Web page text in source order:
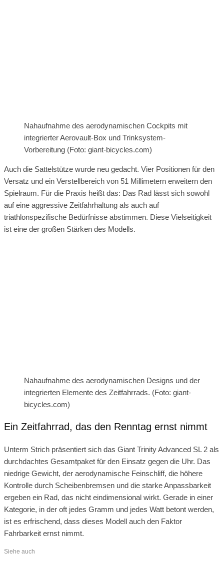
Nahaufnahme des aerodynamischen Cockpits mit
integrierter Aerovault-Box und Trinksystem-
Vorbereitung (Foto: giant-bicycles.com)
Auch die Sattelstütze wurde neu gedacht. Vier Positionen für den
Versatz und ein Verstellbereich von 51 Millimetern erweitern den
Spielraum. Für die Praxis heißt das: Das Rad lässt sich sowohl
auf eine aggressive Zeitfahrhaltung als auch auf
triathlonspezifische Bedürfnisse abstimmen. Diese Vielseitigkeit
ist eine der großen Stärken des Modells.
Nahaufnahme des aerodynamischen Designs und der
integrierten Elemente des Zeitfahrrads. (Foto: giant-
bicycles.com)
Ein Zeitfahrrad, das den Renntag ernst nimmt
Unterm Strich präsentiert sich das Giant Trinity Advanced SL 2 als
durchdachtes Gesamtpaket für den Einsatz gegen die Uhr. Das
niedrige Gewicht, der aerodynamische Feinschliff, die höhere
Kontrolle durch Scheibenbremsen und die starke Anpassbarkeit
ergeben ein Rad, das nicht eindimensional wirkt. Gerade in einer
Kategorie, in der oft jedes Gramm und jedes Watt betont werden,
ist es erfrischend, dass dieses Modell auch den Faktor
Fahrbarkeit ernst nimmt.
Siehe auch